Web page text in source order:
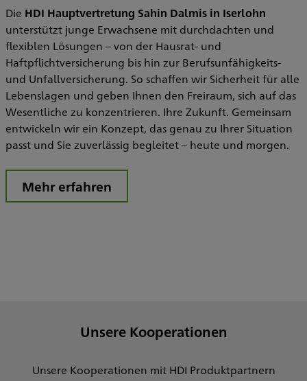
Die HDI Hauptvertretung Sahin Dalmis in Iserlohn
unterstützt junge Erwachsene mit durchdachten und
flexiblen Lösungen – von der Hausrat- und
Haftpflichtversicherung bis hin zur Berufsunfähigkeits-
und Unfallversicherung. So schaffen wir Sicherheit für alle
Lebenslagen und geben Ihnen den Freiraum, sich auf das
Wesentliche zu konzentrieren. Ihre Zukunft. Gemeinsam
entwickeln wir ein Konzept, das genau zu Ihrer Situation
passt und Sie zuverlässig begleitet – heute und morgen.
Mehr erfahren
Unsere Kooperationen
Unsere Kooperationen mit HDI Produktpartnern